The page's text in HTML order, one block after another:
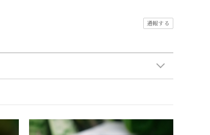
通報する